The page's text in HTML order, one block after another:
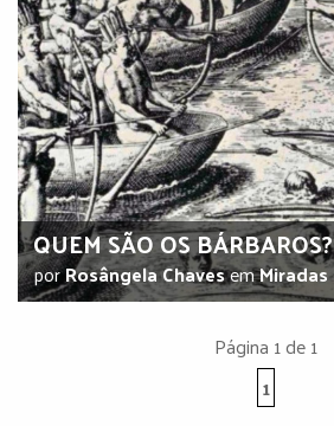
QUEM SÃO OS BÁRBAROS?
porRosângela ChavesemMiradas
Página 1 de 1
1